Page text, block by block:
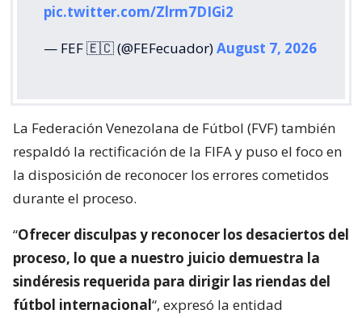
pic.twitter.com/Zlrm7DIGi2
— FEF 🇪🇨 (@FEFecuador)August 7, 2026
La Federación Venezolana de Fútbol (FVF) también
respaldó la rectificación de la FIFA y puso el foco en
la disposición de reconocer los errores cometidos
durante el proceso.
“Ofrecer disculpas y reconocer los desaciertos del
proceso, lo que a nuestro juicio demuestra la
sindéresis requerida para dirigir las riendas del
fútbol internacional“, expresó la entidad